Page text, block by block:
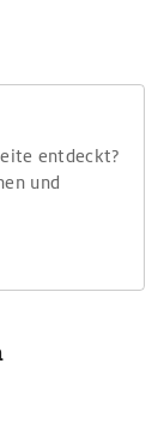
entdeckt?
und